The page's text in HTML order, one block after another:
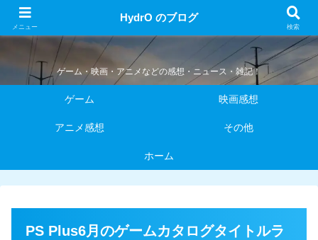
HydrO のブログ
ゲーム・映画・アニメなどの感想・ニュース・雑記！
ゲーム 映画感想
アニメ感想 その他
ホーム
PS Plus6月のゲームカタログタイトルラ
メニュー
HydrO のブログ
検索